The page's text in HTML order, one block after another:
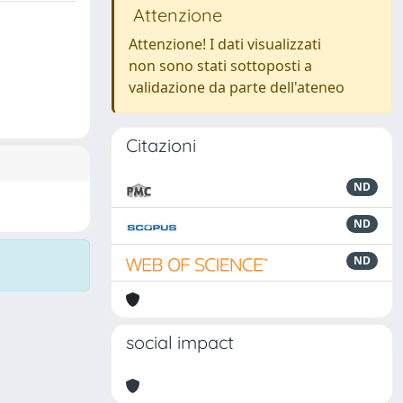
Attenzione
Attenzione! I dati visualizzati
non sono stati sottoposti a
validazione da parte dell'ateneo
Citazioni
ND
ND
ND
social impact